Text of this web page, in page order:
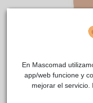
En Mascomad
app/web funcione y
mejorar el servicio.